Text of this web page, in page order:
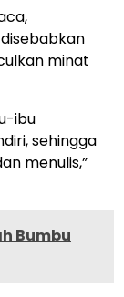
minat
ibu
sehingga
menulis,”
Bumbu